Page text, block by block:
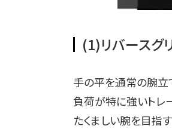
(1)リバースグ
手の平を通常の腕立
負荷が特に強いトレ
たくましい腕を目指